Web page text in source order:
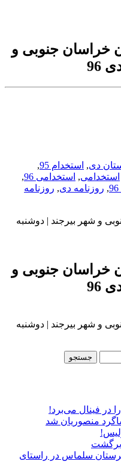
خراسان جنوبی و
دی, استخدام 95
,
استخدامی, استخدامی 96
,
, روزنامه دی, روزنامه
و شهر بیرجند | دوشنبه
خراسان جنوبی و
و شهر بیرجند | دوشنبه
در فینال می‌برد!
منصوریان شد
برگشت
سلماس در راستای